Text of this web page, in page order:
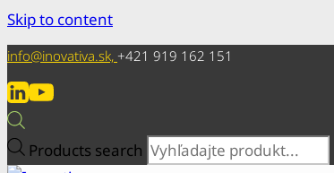
Skip to content
info@inovativa.sk, +421 919 162 151
Products search